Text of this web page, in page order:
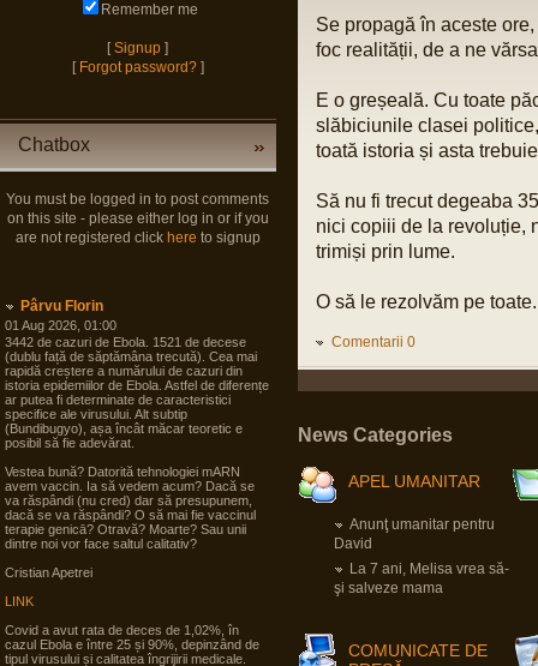
Remember me
[Signup ]
[ Forgot password? ]
Chatbox
You must be logged in to post comments
on this site - please either log in or if you
are not registered click here to signup
Pârvu Florin
01 Aug 2026, 01:00
3442 de cazuri de Ebola. 1521 de decese
(dublu față de săptămâna trecută). Cea mai
rapidă creștere a numărului de cazuri din
istoria epidemiilor de Ebola. Astfel de diferențe
ar putea fi determinate de caracteristici
specifice ale virusului. Alt subtip
(Bundibugyo), așa încât măcar teoretic e
posibil să fie adevărat.
Vestea bună? Datorită tehnologiei mARN
avem vaccin. Ia să vedem acum? Dacă se
va răspândi (nu cred) dar să presupunem,
dacă se va răspândi? O să mai fie vaccinul
terapie genicā? Otravă? Moarte? Sau unii
dintre noi vor face saltul calitativ?
Cristian Apetrei
LINK
Covid a avut rata de deces de 1,02%, în
cazul Ebola e între 25 și 90%, depinzând de
tipul virusului și calitatea îngrijirii medicale.
Se propagă în aceste
foc realității, de a ne
E o greșeală. Cu toate
slăbiciunile clasei
toată istoria și asta
Să nu fi trecut degeaba
nici copiii de la revoluție,
trimiși prin lume.
O să le rezolvăm pe
Comentarii 0
News Categories
APEL UMANITAR
Anunţ umanitar pentru
David
La 7 ani, Melisa vrea să-
şi salveze mama
COMUNICATE DE